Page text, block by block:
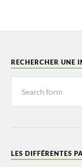
RECHERCHER UNE
LES DIFFÉRENTES